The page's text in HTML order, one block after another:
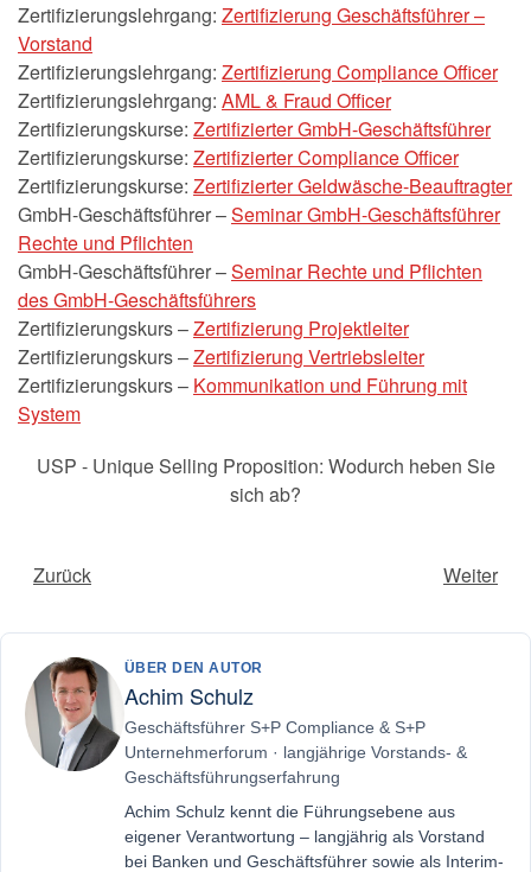
Zertifizierungslehrgang: Zertifizierung Geschäftsführer –
Vorstand
Zertifizierungslehrgang: Zertifizierung Compliance Officer
Zertifizierungslehrgang: AML & Fraud Officer
Zertifizierungskurse: Zertifizierter GmbH-Geschäftsführer
Zertifizierungskurse: Zertifizierter Compliance Officer
Zertifizierungskurse: Zertifizierter Geldwäsche-Beauftragter
GmbH-Geschäftsführer –Seminar GmbH-Geschäftsführer
Rechte und Pflichten
GmbH-Geschäftsführer –Seminar Rechte und Pflichten
des GmbH-Geschäftsführers
Zertifizierungskurs –Zertifizierung Projektleiter
Zertifizierungskurs –Zertifizierung Vertriebsleiter
Zertifizierungskurs – Kommunikation und Führung mit
System
USP - Unique Selling Proposition: Wodurch heben Sie
sich ab?
Zurück Weiter
ÜBER DEN AUTOR
Achim Schulz
Geschäftsführer S+P Compliance & S+P
Unternehmerforum · langjährige Vorstands- &
Geschäftsführungserfahrung
Achim Schulz kennt die Führungsebene aus
eigener Verantwortung – langjährig als Vorstand
bei Banken und Geschäftsführer sowie als Interim-